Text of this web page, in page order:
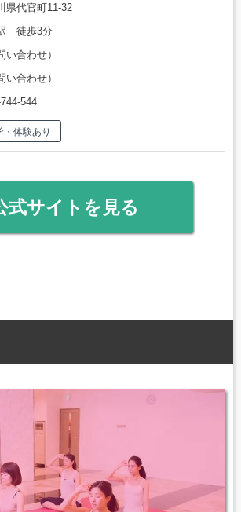
県代官町11-32
徒歩3分
い合わせ）
い合わせ）
544
・体験あり
式サイトを見る